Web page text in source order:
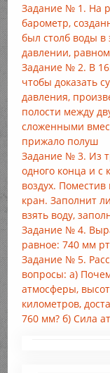
Задание № 1. На
барометр,
был столб воды
давлении,
Задание № 2. В
чтобы доказать
давления,
полости между
сложенными
прижало полуш
Задание № 3. Из
одного конца и с
воздух.
кран. Заполнит
взять воду,
Задание № 4.
равное: 740 мм
Задание № 5.
вопросы: а)
атмосферы,
километров,
760 мм? б) Сила